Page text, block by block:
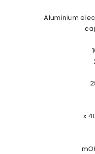
Aluminium